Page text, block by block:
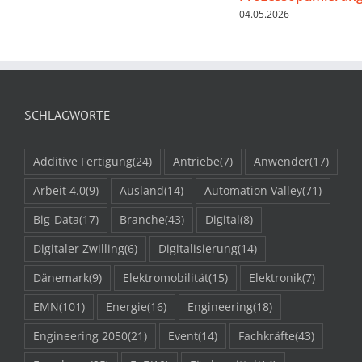
04.05.2026
SCHLAGWORTE
Additive Fertigung(24) Antriebe(7) Anwender(17)
Arbeit 4.0(9) Ausland(14) Automation Valley(71)
Big-Data(17) Branche(43) Digital(8)
Digitaler Zwilling(6) Digitalisierung(14)
Dänemark(9) Elektromobilität(15) Elektronik(7)
EMN(101) Energie(16) Engineering(18)
Engineering 2050(21) Event(14) Fachkräfte(43)